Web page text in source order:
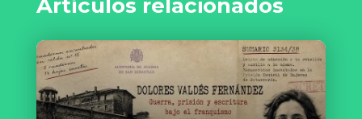
Artículos relacionados